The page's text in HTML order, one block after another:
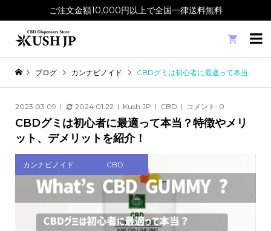
ご注文金額10,000円以上で全国一律送料無料

ブログ カンナビノイド CBDグミは初心者に最適って本当？特徴やメリット、デメリットを紹介！
2023.03.09 2024.01.22 Kush JP CBD コメント: 0
CBDグミは初心者に最適って本当？特徴やメリ
ット、デメリットを紹介！
カンナビノイド CBD